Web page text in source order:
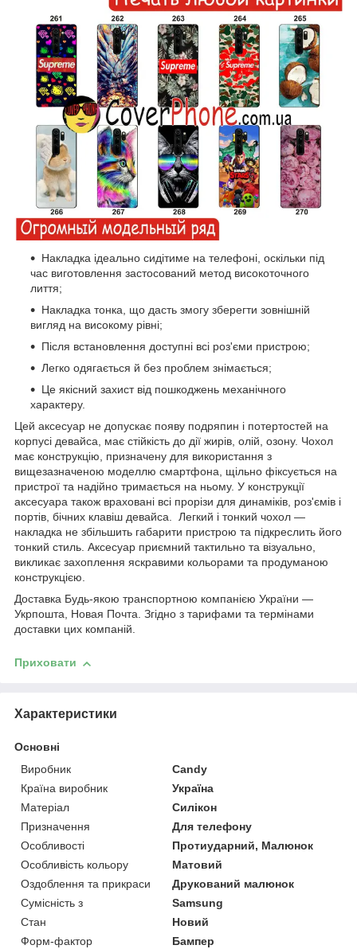
Накладка ідеально сидітиме на телефоні, оскільки під
час виготовлення застосований метод високоточного
лиття;
Накладка тонка, що дасть змогу зберегти зовнішній
вигляд на високому рівні;
Після встановлення доступні всі роз'єми пристрою;
Легко одягається й без проблем знімається;
Це якісний захист від пошкоджень механічного
характеру.
Цей аксесуар не допускає появу подряпин і потертостей на
корпусі девайса, має стійкість до дії жирів, олій, озону. Чохол
має конструкцію, призначену для використання з
вищезазначеною моделлю смартфона, щільно фіксується на
пристрої та надійно тримається на ньому. У конструкції
аксесуара також враховані всі прорізи для динаміків, роз'ємів і
портів, бічних клавіш девайса. Легкий і тонкий чохол —
накладка не збільшить габарити пристрою та підкреслить його
тонкий стиль. Аксесуар приємний тактильно та візуально,
викликає захоплення яскравими кольорами та продуманою
конструкцією.
Доставка Будь-якою транспортною компанією України —
Укрпошта, Новая Почта. Згідно з тарифами та термінами
доставки цих компаній.
Приховати
Характеристики
Основні
Виробник
Candy
Країна виробник
Україна
Матеріал
Силікон
Призначення
Для телефону
Особливості
Протиударний, Малюнок
Особливість кольору
Матовий
Оздоблення та прикраси
Друкований малюнок
Сумісність з
Samsung
Стан
Новий
Форм-фактор
Бампер